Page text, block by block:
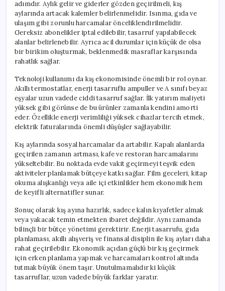
adımdır. Aylık gelir ve giderler gözden geçirilmeli, kış
aylarında artacak kalemler belirlenmelidir. Isınma, gıda ve
ulaşım gibi zorunlu harcamalar önceliklendirilmelidir.
Gereksiz abonelikler iptal edilebilir, tasarruf yapılabilecek
alanlar belirlenebilir. Ayrıca acil durumlar için küçük de olsa
bir birikim oluşturmak, beklenmedik masraflar karşısında
rahatlık sağlar.
Teknoloji kullanımı da kış ekonomisinde önemli bir rol oynar.
Akıllı termostatlar, enerji tasarruflu ampuller ve A sınıfı beyaz
eşyalar uzun vadede ciddi tasarruf sağlar. İlk yatırım maliyeti
yüksek gibi görünse de bu ürünler zamanla kendini amorti
eder. Özellikle enerji verimliliği yüksek cihazlar tercih etmek,
elektrik faturalarında önemli düşüşler sağlayabilir.
Kış aylarında sosyal harcamalar da artabilir. Kapalı alanlarda
geçirilen zamanın artması, kafe ve restoran harcamalarını
yükseltebilir. Bu noktada evde vakit geçirmeyi teşvik eden
aktiviteler planlamak bütçeye katkı sağlar. Film geceleri, kitap
okuma alışkanlığı veya aile içi etkinlikler hem ekonomik hem
de keyifli alternatifler sunar.
Sonuç olarak kış ayına hazırlık, sadece kalın kıyafetler almak
veya yakacak temin etmekten ibaret değildir. Aynı zamanda
bilinçli bir bütçe yönetimi gerektirir. Enerji tasarrufu, gıda
planlaması, akıllı alışveriş ve finansal disiplin ile kış ayları daha
rahat geçirilebilir. Ekonomik açıdan güçlü bir kış geçirmek
için erken planlama yapmak ve harcamaları kontrol altında
tutmak büyük önem taşır. Unutulmamalıdır ki küçük
tasarruflar, uzun vadede büyük farklar yaratır.